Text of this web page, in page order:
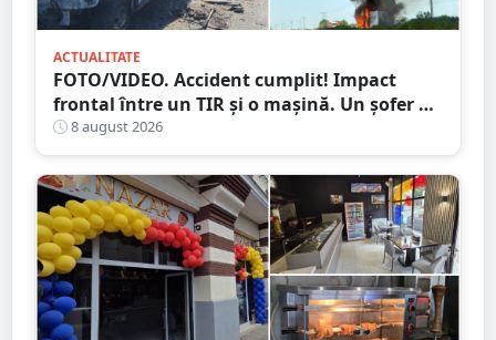
ACTUALITATE
FOTO/VIDEO. Accident cumplit! Impact
frontal între un TIR și o mașină. Un șofer a
murit carbonizat
8 august 2026